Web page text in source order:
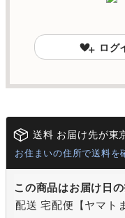
ログ
送料 お届け先が東
お住まいの住所で送料を
この商品はお届け日
配送 宅配便【ヤマト